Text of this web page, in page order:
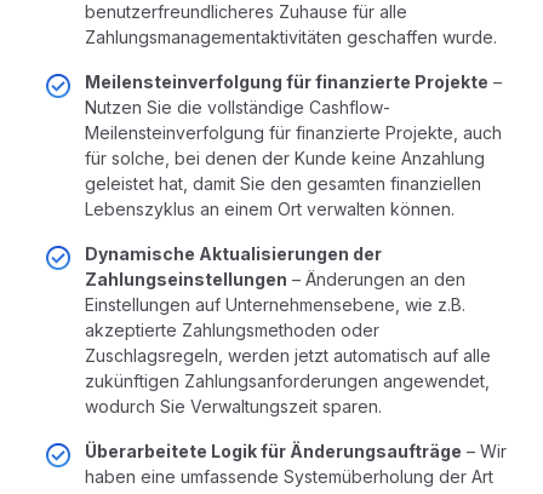
benutzerfreundlicheres Zuhause für alle
Zahlungsmanagementaktivitäten geschaffen wurde.
Meilensteinverfolgung für finanzierte Projekte –
Nutzen Sie die vollständige Cashflow-
Meilensteinverfolgung für finanzierte Projekte, auch
für solche, bei denen der Kunde keine Anzahlung
geleistet hat, damit Sie den gesamten finanziellen
Lebenszyklus an einem Ort verwalten können.
Dynamische Aktualisierungen der
Zahlungseinstellungen – Änderungen an den
Einstellungen auf Unternehmensebene, wie z.B.
akzeptierte Zahlungsmethoden oder
Zuschlagsregeln, werden jetzt automatisch auf alle
zukünftigen Zahlungsanforderungen angewendet,
wodurch Sie Verwaltungszeit sparen.
Überarbeitete Logik für Änderungsaufträge – Wir
haben eine umfassende Systemüberholung der Art